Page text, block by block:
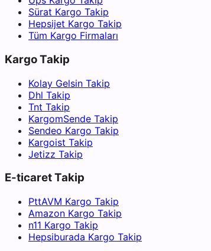
Sürat Kargo Takip
Hepsijet Kargo Takip
Tüm Kargo Firmaları
Kargo Takip
Kolay Gelsin Takip
Dhl Takip
Tnt Takip
KargomSende Takip
Sendeo Kargo Takip
Kargoist Takip
Jetizz Takip
E-ticaret Takip
PttAVM Kargo Takip
Amazon Kargo Takip
n11 Kargo Takip
Hepsiburada Kargo Takip